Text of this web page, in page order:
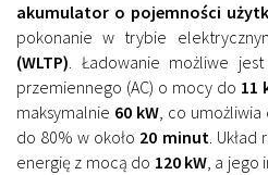
akumulator o pojemności
pokonanie w trybie
(WLTP). Ładowanie możliwe
przemiennego (AC) o mocy do 11
maksymalnie 60 kW, co umożliwia
do 80% w około 20 minut. Układ
energię z mocą do 120 kW, a jego